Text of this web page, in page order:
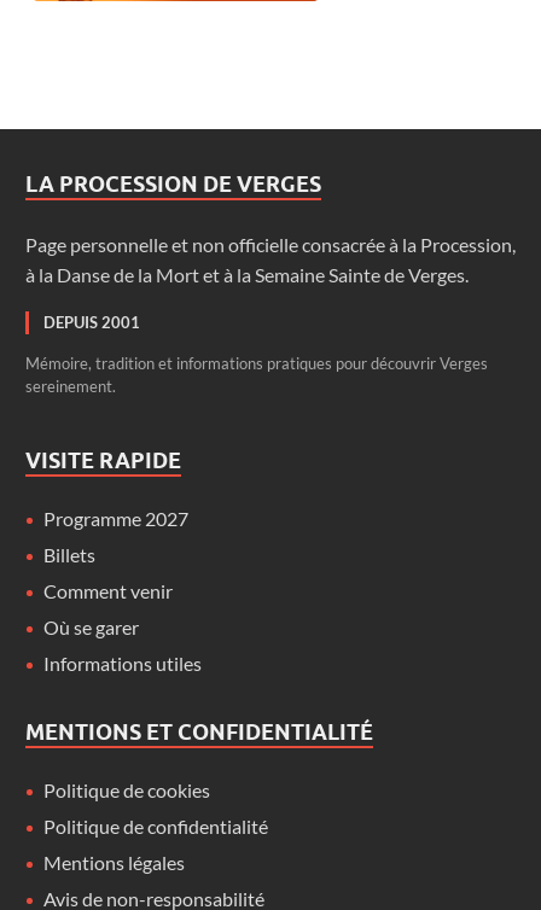
LA PROCESSION DE VERGES
Page personnelle et non officielle consacrée à la Procession,
à la Danse de la Mort et à la Semaine Sainte de Verges.
DEPUIS 2001
Mémoire, tradition et informations pratiques pour découvrir Verges
sereinement.
VISITE RAPIDE
Programme 2027
Billets
Comment venir
Où se garer
Informations utiles
MENTIONS ET CONFIDENTIALITÉ
Politique de cookies
Politique de confidentialité
Mentions légales
Avis de non-responsabilité